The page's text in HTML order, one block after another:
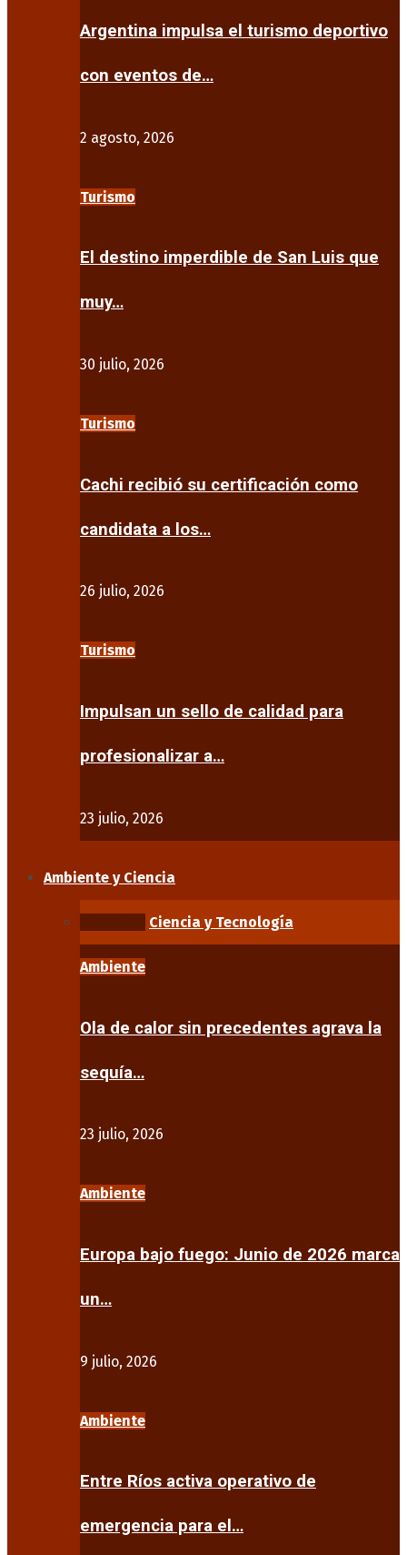
Argentina impulsa el turismo deportivo
con eventos de…
2 agosto, 2026
Turismo
El destino imperdible de San Luis que
muy…
30 julio, 2026
Turismo
Cachi recibió su certificación como
candidata a los…
26 julio, 2026
Turismo
Impulsan un sello de calidad para
profesionalizar a…
23 julio, 2026
Ambiente y Ciencia
Ciencia y Tecnología
Ambiente
Ola de calor sin precedentes agrava la
sequía…
23 julio, 2026
Ambiente
Europa bajo fuego: Junio de 2026 marca
un…
9 julio, 2026
Ambiente
Entre Ríos activa operativo de
emergencia para el…